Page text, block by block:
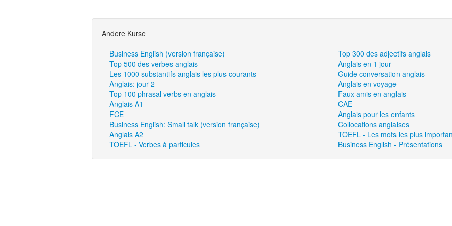
Andere Kurse
Business English (version française)
Top 300 des adjectifs anglais
Top 500 des verbes anglais
Anglais en 1 jour
Les 1000 substantifs anglais les plus courants
Guide conversation anglais
Anglais: jour 2
Anglais en voyage
Top 100 phrasal verbs en anglais
Faux amis en anglais
Anglais A1
CAE
FCE
Anglais pour les enfants
Business English: Small talk (version française)
Collocations anglaises
Anglais A2
TOEFL - Les mots les plus
TOEFL - Verbes à particules
Business English - Présentations